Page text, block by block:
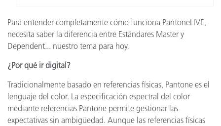
Para entender completamente cómo funciona PantoneLIVE,
necesita saber la diferencia entre Estándares Master y
Dependent... nuestro tema para hoy.
¿Por qué ir digital?
Tradicionalmente basado en referencias físicas, Pantone es el
lenguaje del color. La especificación espectral del color
mediante referencias Pantone permite gestionar las
expectativas sin ambigüedad. Aunque las referencias físicas